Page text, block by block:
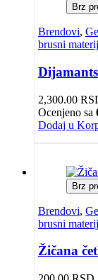
Brz
Brendovi,
brusni
2,300.00
Ocenjeno sa
Dodaj u
Brz
Brendovi,
brusni
Žičana